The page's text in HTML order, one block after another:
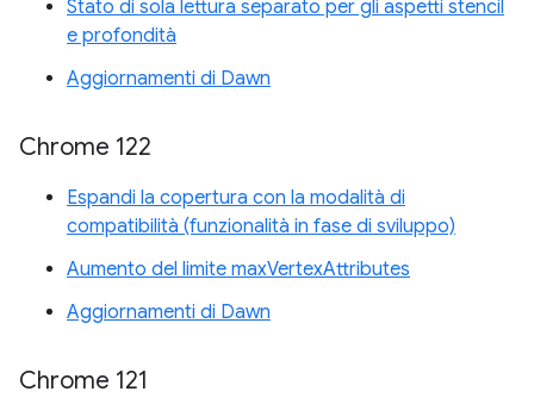
Stato di sola lettura separato per gli aspetti stencil
e profondità
Aggiornamenti di Dawn
Chrome 122
Espandi la copertura con la modalità di
compatibilità (funzionalità in fase di sviluppo)
Aumento del limite maxVertexAttributes
Aggiornamenti di Dawn
Chrome 121